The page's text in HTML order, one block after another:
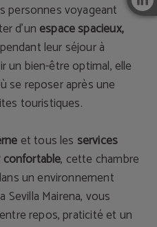
personnes voyageant
d’un espace spacieux,
pendant leur séjour à
un bien-être optimal, elle
se reposer après une
touristiques.
et tous les services
confortable, cette chambre
un environnement
Sevilla Mairena, vous
repos, praticité et un